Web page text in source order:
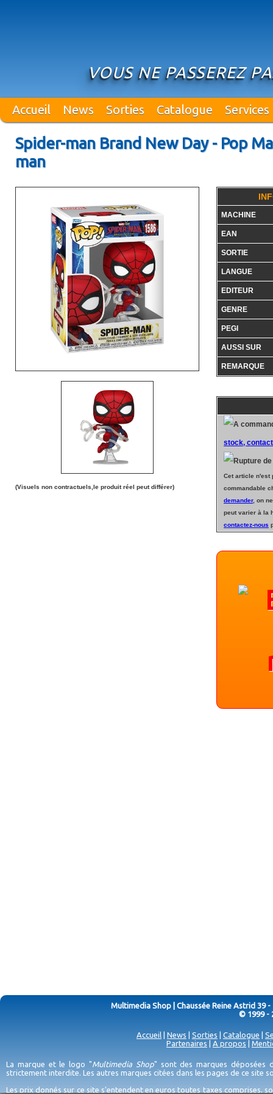
VOUS NE PASSEREZ
Accueil News Sorties Catalogue Services
Spider-man Brand New Day - Pop
man
(Visuels non contractuels,le produit réel peut différer)
MACHINE
EAN
SORTIE
LANGUE
EDITEUR
GENRE
PEGI
AUSSI SUR
REMARQUE
stock,
Cet article n'est
commandable
demander, on
peut varier à la
contactez-nous
Multimedia Shop | Chaussée Reine Astrid 39 -
© 1999 -
Accueil News Sorties Catalogue
Partenaires
A propos
La marque et le logo "Multimedia Shop" sont des marques déposées
strictement interdite. Les autres marques citées dans les pages de ce site
Les prix donnés sur ce site s'entendent en euros toutes taxes comprises,